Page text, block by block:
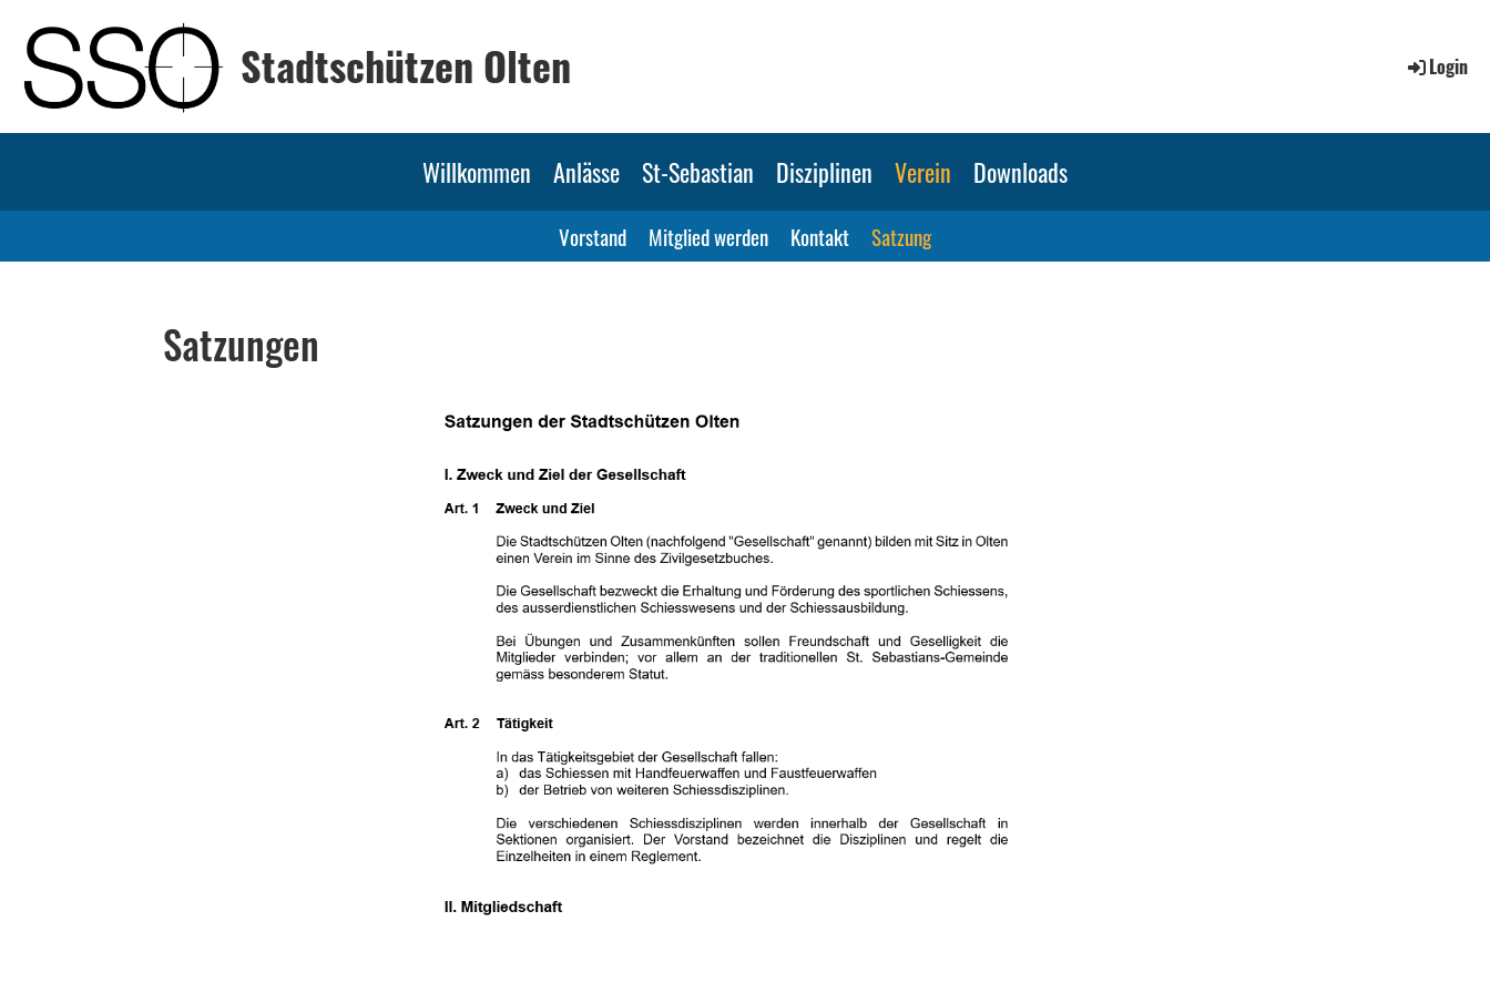
Stadtschützen Olten Login
Willkommen Anlässe St-Sebastian Disziplinen Verein Downloads
Vorstand Mitglied werden Kontakt Satzung
Satzungen